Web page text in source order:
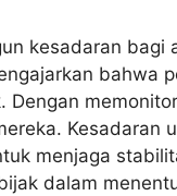
kesadaran
bahwa
Kesadaran
menjaga
dalam